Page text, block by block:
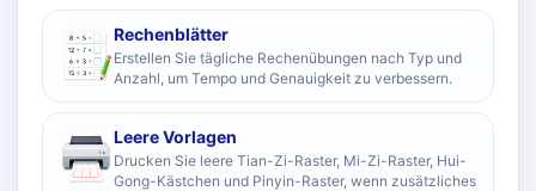
Rechenblätter
Erstellen Sie tägliche Rechenübungen nach Typ und
Anzahl, um Tempo und Genauigkeit zu verbessern.
Leere Vorlagen
Drucken Sie leere Tian-Zi-Raster, Mi-Zi-Raster, Hui-
Gong-Kästchen und Pinyin-Raster, wenn zusätzliches